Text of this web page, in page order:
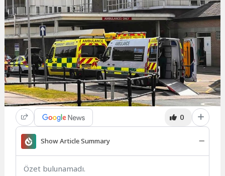
0
Show Article Summary
Özet bulunamadı.